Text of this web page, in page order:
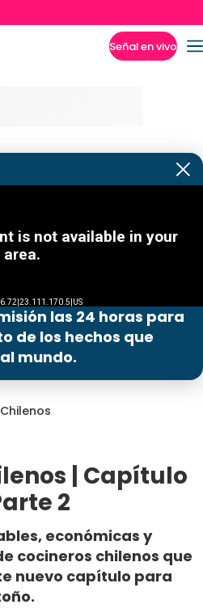
Señal en vivo
las 24 horas para
de los hechos que
mundo.
| Capítulo
2
económicas y
cocineros chilenos que
nuevo capítulo para